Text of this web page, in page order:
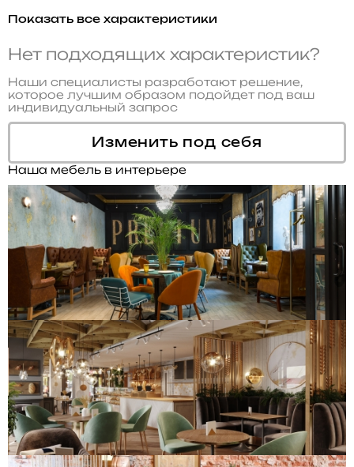
Показать все характеристики
Нет подходящих характеристик?
Наши специалисты разработают решение,
которое лучшим образом подойдет под ваш
индивидуальный запрос
Изменить под себя
Наша мебель в интерьере